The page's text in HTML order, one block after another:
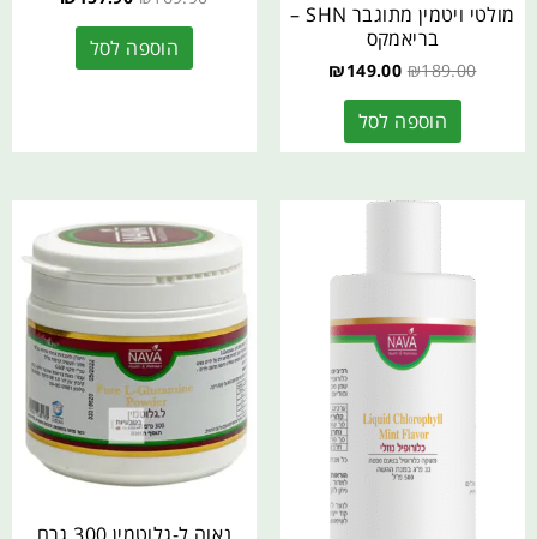
מולטי ויטמין מתוגבר SHN –
בריאמקס
₪189.00
₪149.00
הוספה לסל
הוספה לסל